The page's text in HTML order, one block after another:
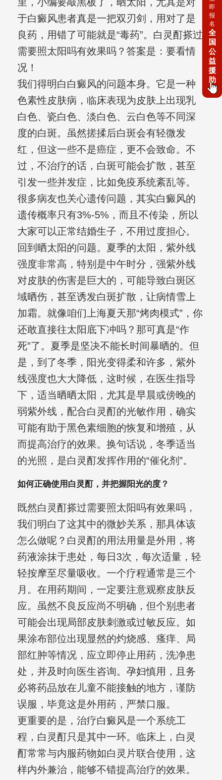
于白癜风患者真是一把双刃剑，用对了是
良药，用错了可能就是“毒药”。白灵酊搽过
需要照太阳吗有效果吗？答案是：要看情
况！
我们得明白白癜风的问题本身。它是一种
色素性皮肤病，临床表现为皮肤上出现乳
白色、瓷白色、淡白色、云白色等不同深
度的白斑。虽然搓揉后白斑会有轻微发
红，但这一些不是癌症，更不会致命。不
过，不治疗的话，白斑可能会扩散，甚至
引发一些并发症，比如免疫系统紊乱等。
很多病友也关心遗传问题，其实白癜风的
遗传概率只有3%-5%，而且不传染，所以
大家可以正常结婚生子，不用过度担心。
回到晒太阳的问题。夏季的太阳，紫外线
强度非常高，特别是中午时分，强紫外线
对皮肤的伤害是巨大的，可能导致白斑区
域晒伤，甚至诱发白斑扩散，让病情雪上
加霜。就像咱们上海夏天那“烤肉模式”，你
还敢直接往太阳底下冲吗？那可真是“作
死”了。夏季是坚决不能长时间暴晒的。但
是，到了冬季，阳光变得柔和许多，紫外
线强度也大大降低，这时候，在医生指导
下，适当晒晒太阳，尤其是早晨或傍晚的
弱紫外线，配合白灵酊的光敏作用，确实
可能有助于黑色素细胞的恢复和增殖，从
而提高治疗的效果。换句话说，冬季适当
的光照，是白灵酊发挥作用的“催化剂”。
如何正确使用白灵酊，并把握阳光的度？
既然白灵酊搽过需要照太阳吗有效果吗，
我们明白了这其中的微妙关系，那具体该
怎么做呢？白灵酊的用法用量是外用，将
药液涂抹于患处，每日3次，每次适量，轻
轻按摩至尽量吸收。一个疗程通常是三个
月。在用药期间，一定要注意观察皮肤反
应。虽然不良反应尚不明确，但个别患者
可能会出现局部皮肤刺激或过敏反应。如
果涂布部位出现显然的灼烧感、瘙痒、局
部红肿等情况，应立即停止用药，洗净患
处，并及时向医生咨询。孕妇慎用，且务
必将药品放在儿童不能接触的地方，谨防
误服，毕竟这是外用药，严禁口服。
更重要的是，治疗白癜风是一个系统工
程，白灵酊只是其中一环。临床上，白灵
酊常常与内服药物如白灵片联合使用，这
样内外兼治，能够不错提高治疗的效果。
即
报
名
全
国
公
益
援
助